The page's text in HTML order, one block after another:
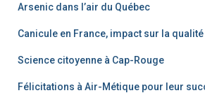
Arsenic dans l’air du Québec
Canicule en France, impact sur la qualité
Science citoyenne à Cap-Rouge
Félicitations à Air-Métique pour leur